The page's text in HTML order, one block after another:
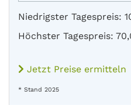
Niedrigster Tagespreis:
Höchster Tagespreis:
Jetzt Preise ermitteln
* Stand 2025